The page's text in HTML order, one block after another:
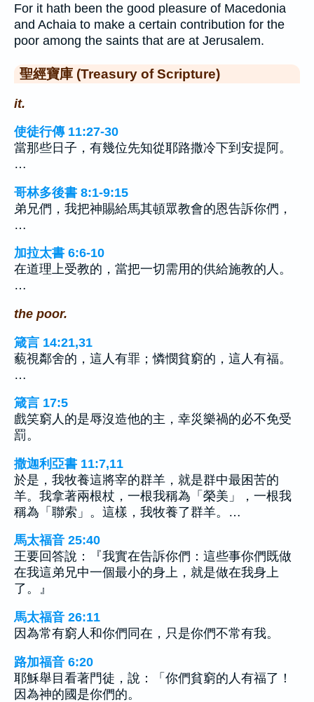
For it hath been the good pleasure of Macedonia
and Achaia to make a certain contribution for the
poor among the saints that are at Jerusalem.
聖經寶庫 (Treasury of Scripture)
it.
使徒行傳 11:27-30
當那些日子，有幾位先知從耶路撒冷下到安提阿。
…
哥林多後書 8:1-9:15
弟兄們，我把神賜給馬其頓眾教會的恩告訴你們，
…
加拉太書 6:6-10
在道理上受教的，當把一切需用的供給施教的人。
…
the poor.
箴言 14:21,31
藐視鄰舍的，這人有罪；憐憫貧窮的，這人有福。
…
箴言 17:5
戲笑窮人的是辱沒造他的主，幸災樂禍的必不免受
罰。
撒迦利亞書 11:7,11
於是，我牧養這將宰的群羊，就是群中最困苦的
羊。我拿著兩根杖，一根我稱為「榮美」，一根我
稱為「聯索」。這樣，我牧養了群羊。…
馬太福音 25:40
王要回答說：『我實在告訴你們：這些事你們既做
在我這弟兄中一個最小的身上，就是做在我身上
了。』
馬太福音 26:11
因為常有窮人和你們同在，只是你們不常有我。
路加福音 6:20
耶穌舉目看著門徒，說：「你們貧窮的人有福了！
因為神的國是你們的。